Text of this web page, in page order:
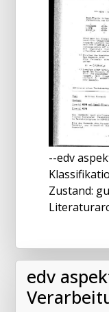
--edv
Zustand:
edv